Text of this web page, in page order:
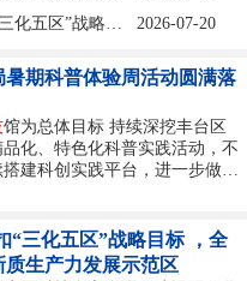
2026-07-20
标 ，全力打造首都
期科普体验周活动圆满落
馆为总体目标 持续深挖丰台区
化、特色化科普实践活动，不
建科创实践平台，进一步做好
域科学素养提升与科创事业高
“三化五区”战略目标 ，全
质生产力发展示范区